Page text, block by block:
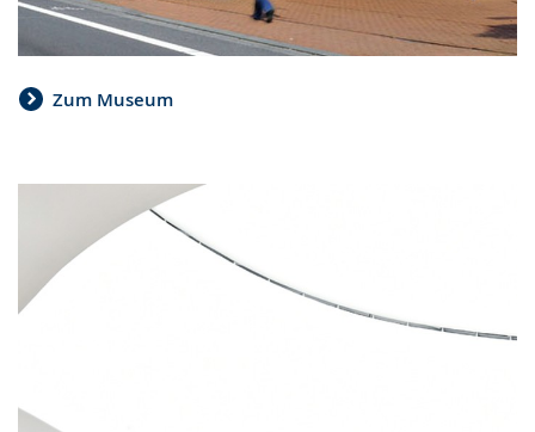
Zum Museum